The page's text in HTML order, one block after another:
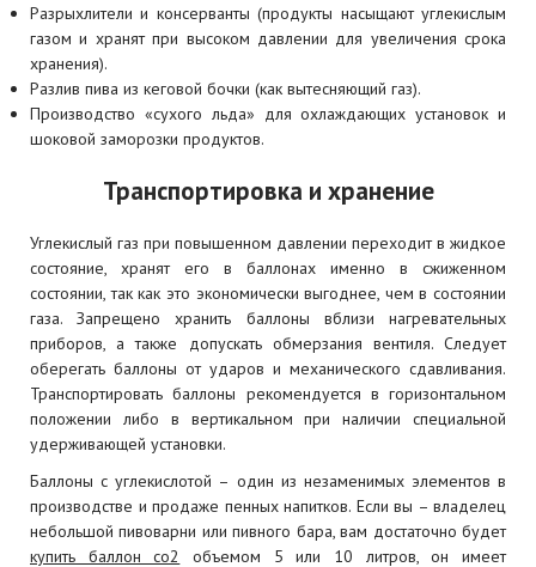
Разрыхлители и консерванты (продукты насыщают углекислым
газом и хранят при высоком давлении для увеличения срока
хранения).
Разлив пива из кеговой бочки (как вытесняющий газ).
Производство «сухого льда» для охлаждающих установок и
шоковой заморозки продуктов.
Транспортировка и хранение
Углекислый газ при повышенном давлении переходит в жидкое
состояние, хранят его в баллонах именно в сжиженном
состоянии, так как это экономически выгоднее, чем в состоянии
газа. Запрещено хранить баллоны вблизи нагревательных
приборов, а также допускать обмерзания вентиля. Следует
оберегать баллоны от ударов и механического сдавливания.
Транспортировать баллоны рекомендуется в горизонтальном
положении либо в вертикальном при наличии специальной
удерживающей установки.
Баллоны с углекислотой – один из незаменимых элементов в
производстве и продаже пенных напитков. Если вы – владелец
небольшой пивоварни или пивного бара, вам достаточно будет
купить баллон со2
объемом 5 или 10 литров, он имеет